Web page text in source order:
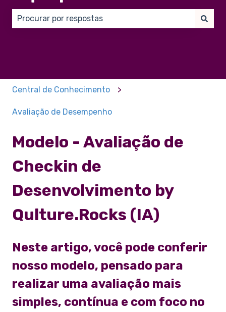
Central de Conhecimento
Avaliação de Desempenho
Modelo - Avaliação de
Checkin de
Desenvolvimento by
Qulture.Rocks (IA)
Neste artigo, você pode conferir
nosso modelo, pensado para
realizar uma avaliação mais
simples, contínua e com foco no